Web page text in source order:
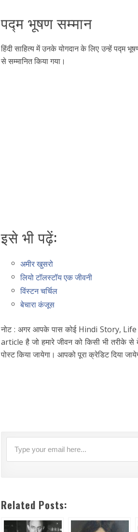
पद्म भूषण सम्मान
हिंदी साहित्य में उनके योगदान के लिए उन्हें पद्म
से सम्मानित किया गया।
इसे भी पढ़ें:
अमीर खुसरो
लियो टॉलस्टॉय एक जीवनी
विंस्टन चर्चिल
बेचारा कंजूस
नोट : अगर आपके पास कोई Hindi Story,
article है जो हमारे जीवन को किसी भी तरीके
पोस्ट किया जायेगा। आपको पूरा क्रेडिट दिया
Related Posts: